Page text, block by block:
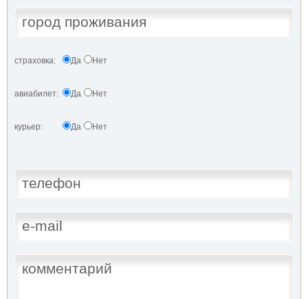
страховка: Да Нет
авиабилет: Да Нет
курьер: Да Нет